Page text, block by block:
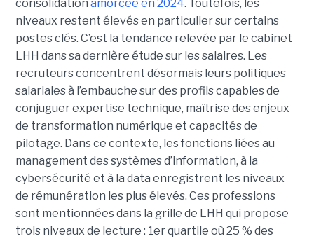
consolidation amorcée en 2024. Toutefois, les
niveaux restent élevés en particulier sur certains
postes clés. C’est la tendance relevée par le cabinet
LHH dans sa dernière étude sur les salaires. Les
recruteurs concentrent désormais leurs politiques
salariales à l’embauche sur des profils capables de
conjuguer expertise technique, maîtrise des enjeux
de transformation numérique et capacités de
pilotage. Dans ce contexte, les fonctions liées au
management des systèmes d’information, à la
cybersécurité et à la data enregistrent les niveaux
de rémunération les plus élevés. Ces professions
sont mentionnées dans la grille de LHH qui propose
trois niveaux de lecture : 1er quartile où 25 % des